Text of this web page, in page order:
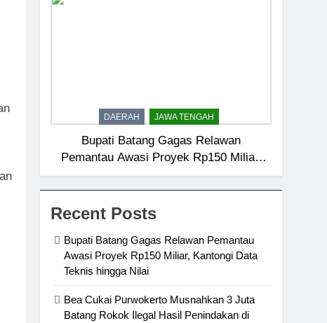
DAERAH JAWA TENGAH
Bupati Batang Gagas Relawan
Pemantau Awasi Proyek Rp150 Miliar,
Kantongi Data Teknis hingga Nilai
Recent Posts
Bupati Batang Gagas Relawan Pemantau
Awasi Proyek Rp150 Miliar, Kantongi Data
Teknis hingga Nilai
Bea Cukai Purwokerto Musnahkan 3 Juta
Batang Rokok Ilegal Hasil Penindakan di